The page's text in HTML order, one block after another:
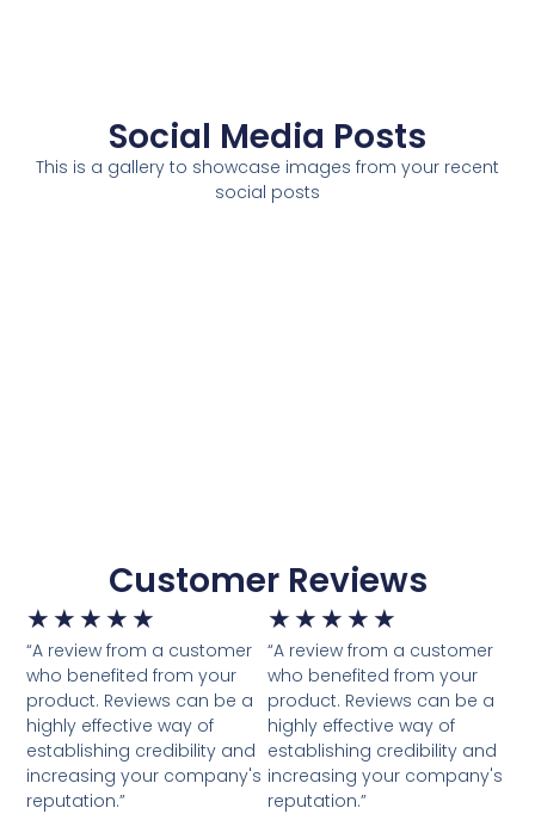
Social Media Posts
This is a gallery to showcase images from your recent
social posts
Customer Reviews
★ ★ ★ ★ ★
“A review from a customer
who benefited from your
product. Reviews can be a
highly effective way of
establishing credibility and
increasing your company's
reputation.”
★ ★ ★ ★ ★
“A review from a customer
who benefited from your
product. Reviews can be a
highly effective way of
establishing credibility and
increasing your company's
reputation.”